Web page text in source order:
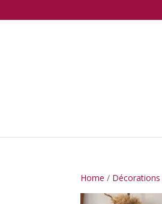
Home / Décorations